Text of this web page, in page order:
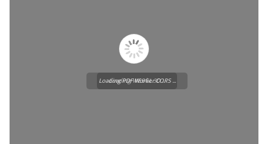
Loading WEBGL 3D ...
Loading PDF Worker CORS ...